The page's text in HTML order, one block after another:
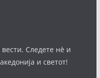
Следете нè и
и светот!